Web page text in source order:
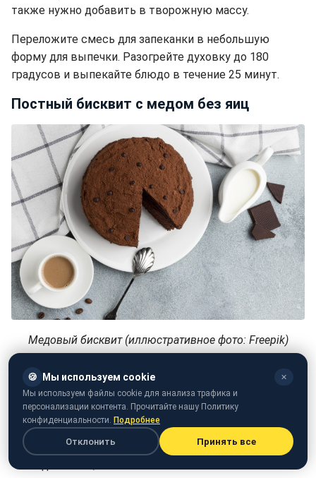
также нужно добавить в творожную массу.
Переложите смесь для запеканки в небольшую
форму для выпечки. Разогрейте духовку до 180
градусов и выпекайте блюдо в течение 25 минут.
Постный бисквит с медом без яиц
Медовый бисквит (иллюстративное фото: Freepik)
Чтобы приготовить бисквит без яиц на Маковея,
нужно следующие ингредиенты:
мука - 1,5-2 стакана;
сахар - 1 стакан сахарного песка;
🍪 Мы используем cookie ✕
Мы используем файлы cookie для анализа трафика и
персонализации контента. Прочитайте нашу Политику
конфиденциальности. Подробнее
Отклонить Принять все